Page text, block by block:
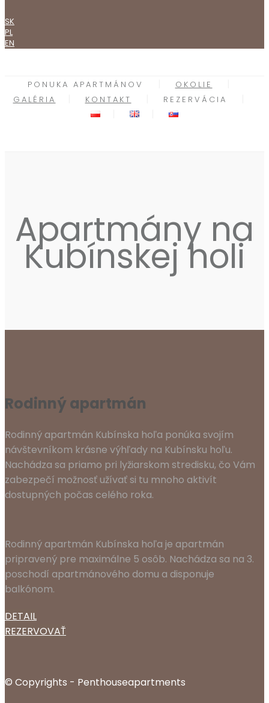
SK
PL
EN
PONUKA APARTMÁNOV
OKOLIE
GALÉRIA
KONTAKT REZERVÁCIA
Apartmány na
Kubínskej holi
Rodinný apartmán
Rodinný apartmán Kubínska hoľa ponúka svojím
návštevníkom krásne výhľady na Kubínsku hoľu.
Nachádza sa priamo pri lyžiarskom stredisku, čo Vám
zabezpečí možnosť užívať si tu mnoho aktivít
dostupných počas celého roka.
Rodinný apartmán Kubínska hoľa je apartmán
pripravený pre maximálne 5 osôb. Nachádza sa na 3.
poschodí apartmánového domu a disponuje
balkónom.
DETAIL
REZERVOVAŤ
© Copyrights - Penthouseapartments